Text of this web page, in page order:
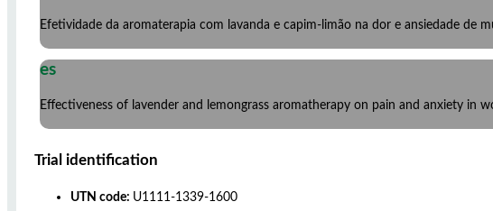
Efetividade da aromaterapia com lavanda e capim-limão na dor e ansiedade de
es
Effectiveness of lavender and lemongrass aromatherapy on pain and anxiety in
Trial identification
UTN code: U1111-1339-1600